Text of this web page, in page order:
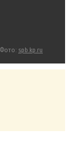
Фото: spb.kp.ru